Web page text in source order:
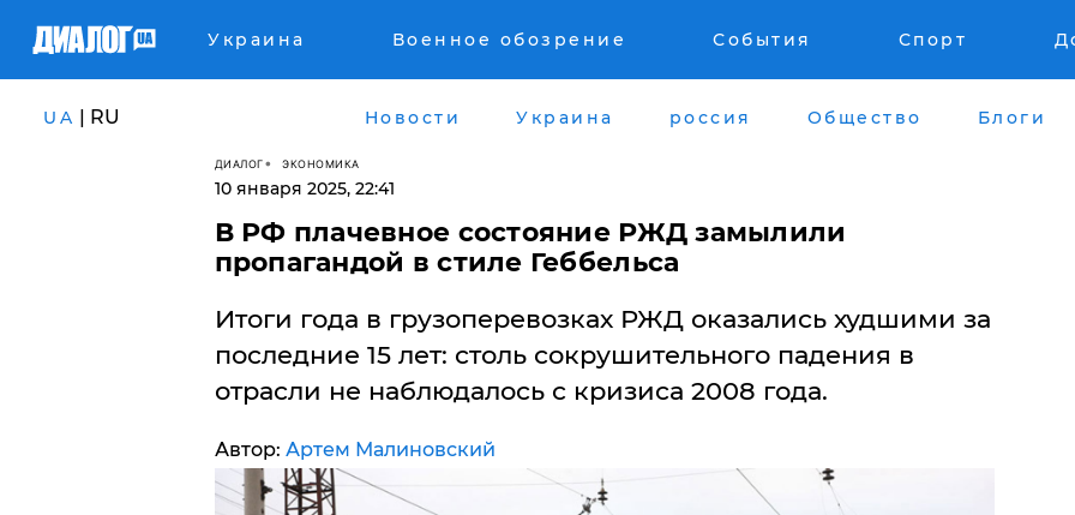
Украина Военное обозрение События Спорт
UA | RU Новости Украина россия Общество Блоги
ДИАЛОГ ЭКОНОМИКА
10 января 2025, 22:41
В РФ плачевное состояние РЖД замылили
пропагандой в стиле Геббельса
Итоги года в грузоперевозках РЖД оказались худшими за
последние 15 лет: столь сокрушительного падения в
отрасли не наблюдалось с кризиса 2008 года.
Автор: Артем Малиновский